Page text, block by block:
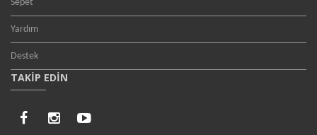
Sepet
Yardım
Destek
TAKİP EDİN